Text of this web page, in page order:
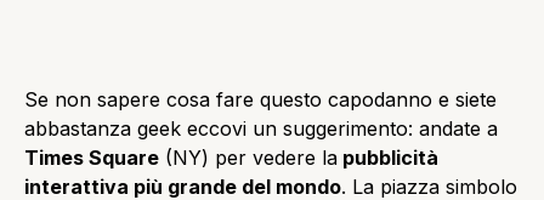
Se non sapere cosa fare questo capodanno e siete
abbastanza geek eccovi un suggerimento: andate a
Times Square (NY) per vedere la pubblicità
interattiva più grande del mondo. La piazza simbolo